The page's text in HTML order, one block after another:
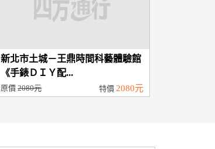
新北市土城－王鼎時間科藝體驗館
《手錶ＤＩＹ配...
原價2080元 特價 2080元